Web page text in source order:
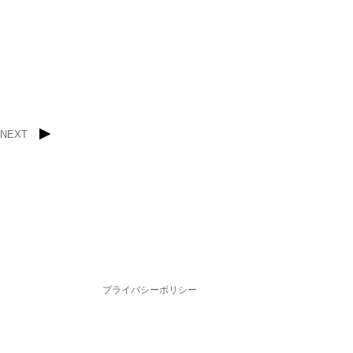
NEXT
プライバシーポリシー